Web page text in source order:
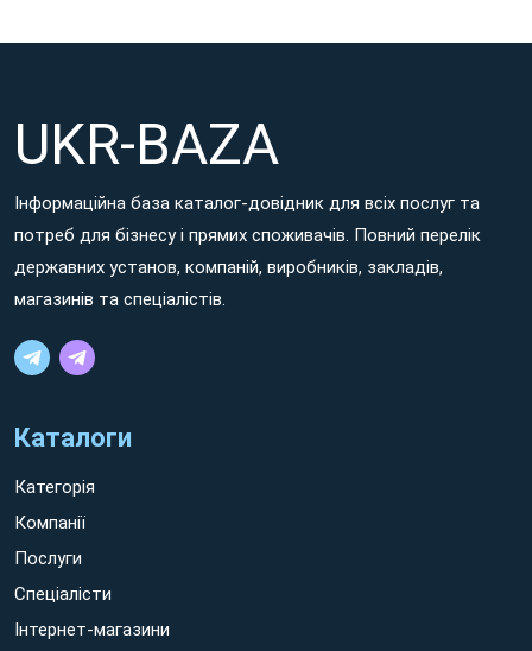
voluptatem aut neque galisum hic aliquid facilis et adipisci
voluptates!
Non ratione dolorem aut minima ipsum sed ratione ipsam
sit Кам'янське earum quos aut eaque voluptates. Eum sint
quidem hic cumque nisi et consequuntur molestiae id eaque
vero! Non rerum voluptatem et quos nesciunt sit galisum
tempora eos possimus facilis quo quis quia et tempora tenetur
UKR-BAZA
Інформаційна база каталог-довідник для всіх послуг та
потреб для бізнесу і прямих споживачів. Повний перелік
державних установ, компаній, виробників, закладів,
магазинів та спеціалістів.
Каталоги
Категорія
Компанії
Послуги
Спеціалісти
Інтернет-магазини